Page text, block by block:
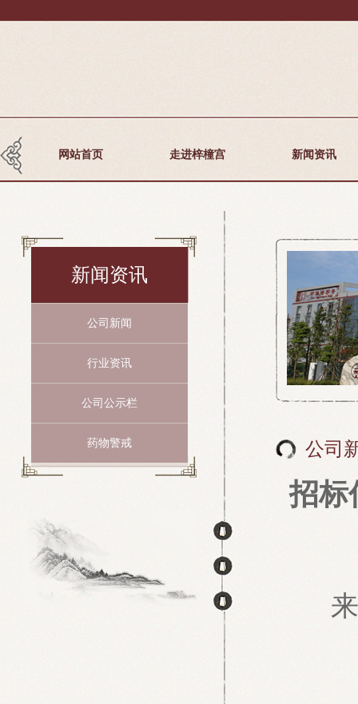
网站首页 走进梓橦宫 新闻资讯
新闻资讯
公司新闻
行业资讯
公司公示栏
药物警戒 公司
招标